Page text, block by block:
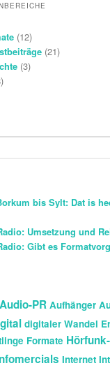
(12)
(21)
(3)
bis Sylt: Dat is
Umsetzung und
Gibt es
Audio-PR Aufhänger
digitaler Wandel
Formate
Internet